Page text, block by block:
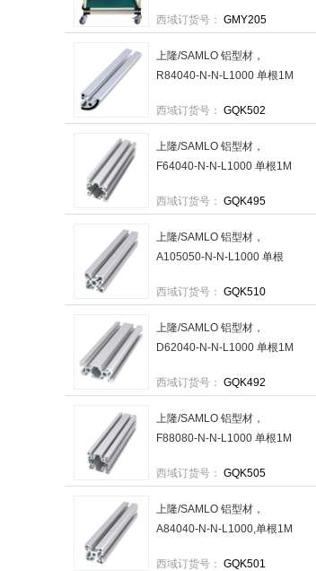
西域订货号： GMY205
上隆/SAMLO 铝型材，
R84040-N-N-L1000 单根1M
西域订货号： GQK502
上隆/SAMLO 铝型材，
F64040-N-N-L1000 单根1M
西域订货号： GQK495
上隆/SAMLO 铝型材，
A105050-N-N-L1000 单根
西域订货号： GQK510
上隆/SAMLO 铝型材，
D62040-N-N-L1000 单根1M
西域订货号： GQK492
上隆/SAMLO 铝型材，
F88080-N-N-L1000 单根1M
西域订货号： GQK505
上隆/SAMLO 铝型材，
A84040-N-N-L1000,单根1M
西域订货号： GQK501